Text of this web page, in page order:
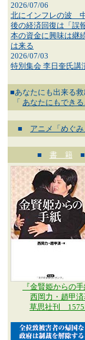
2026/07/06
北にインフレの波
後の経済回復は「誤
本の資金に興味は継
は来る
2026/07/03
特別集会 李日奎氏講
■あなたにも出来る
「 あなたにもできる
■ アニメ「めぐみ
■ 書 籍 ■
『金賢姫からの手
西岡力・趙甲
草思社刊 1575